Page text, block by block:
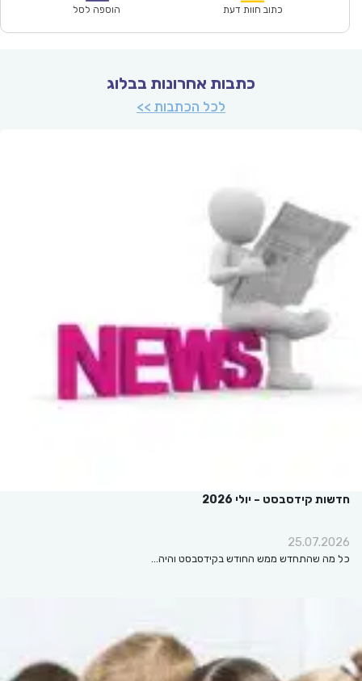
₪64.00.
כתוב חוות דעת הוספה לסל
כתבות אחרונות בבלוג
לכל הכתבות >>
חדשות קידסבסט – יולי 2026
25.07.2026
כל מה שהתחדש ממש החודש בקידסבסט והיה…